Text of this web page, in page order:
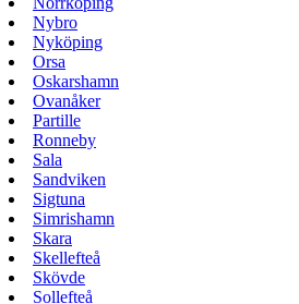
Nybro
Nyköping
Orsa
Oskarshamn
Ovanåker
Partille
Ronneby
Sala
Sandviken
Sigtuna
Simrishamn
Skara
Skellefteå
Skövde
Sollefteå